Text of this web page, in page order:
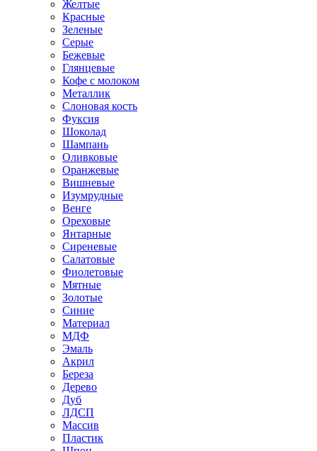
Желтые
Красные
Зеленые
Серые
Бежевые
Глянцевые
Кофе с молоком
Металлик
Слоновая кость
Фуксия
Шоколад
Шампань
Оливковые
Оранжевые
Вишневые
Изумрудные
Венге
Ореховые
Янтарные
Сиреневые
Салатовые
Фиолетовые
Мятные
Золотые
Синие
Материал
МДФ
Эмаль
Акрил
Береза
Дерево
Дуб
ЛДСП
Массив
Пластик